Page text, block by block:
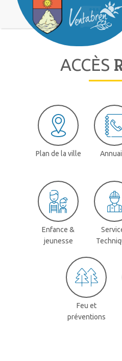
ACCÈS
Plan de la ville
Enfance &
jeunesse
Feu et
préventions